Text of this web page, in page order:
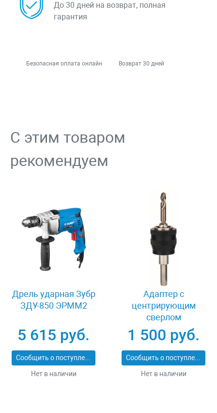
До 30 дней на возврат, полная
гарантия
Безопасная оплата онлайн Возврат 30 дней
С этим товаром
рекомендуем
Дрель ударная Зубр
ЗДУ-850 ЭРММ2
5 615 руб.
Сообщить о поступлении
Нет в наличии
Адаптер c
центрирующим
сверлом
шестигранный
хвостовик 8 мм
Bosch Power Change
2608584814
1 500 руб.
Сообщить о поступлении
Нет в наличии